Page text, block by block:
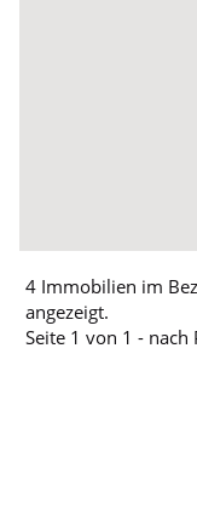
4 Immobilien im
angezeigt.
Seite 1 von 1 -